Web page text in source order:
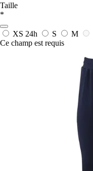
Taille
*
XS 24h S M
Ce champ est requis